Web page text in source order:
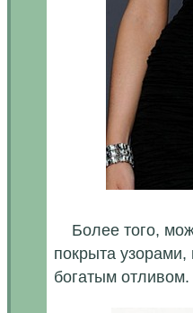
Более того,
покрыта узорами,
богатым отливом.